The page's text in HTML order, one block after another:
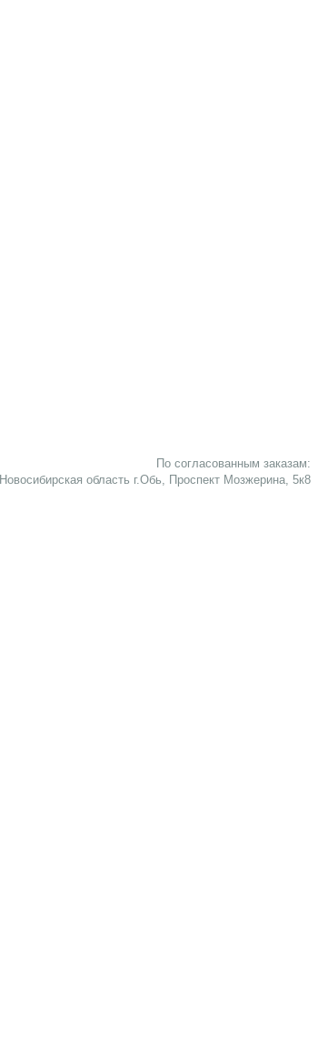
По согласованным заказам:
Новосибирская область г.Обь, Проспект Мозжерина, 5к8​